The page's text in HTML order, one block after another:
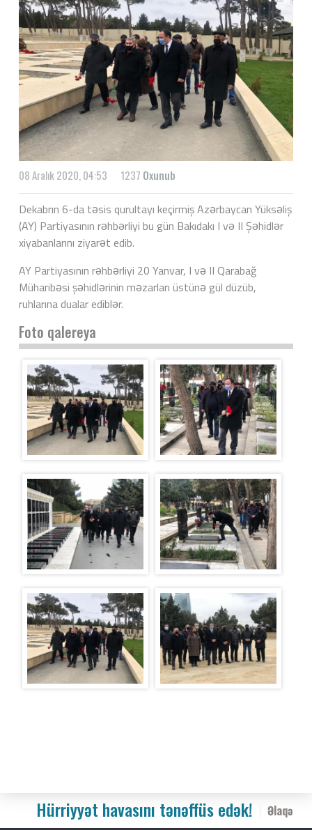
08 Aralık 2020, 04:53 1237 Oxunub
Dekabrın 6-da təsis qurultayı keçirmiş Azərbaycan Yüksəliş
(AY) Partiyasının rəhbərliyi bu gün Bakıdakı I və II Şəhidlər
xiyabanlarını ziyarət edib.
AY Partiyasının rəhbərliyi 20 Yanvar, I və II Qarabağ
Müharibəsi şəhidlərinin məzarları üstünə gül düzüb,
ruhlarına dualar ediblər.
Foto qalereya
Hürriyyət havasını tənəffüs edək! Əlaqə